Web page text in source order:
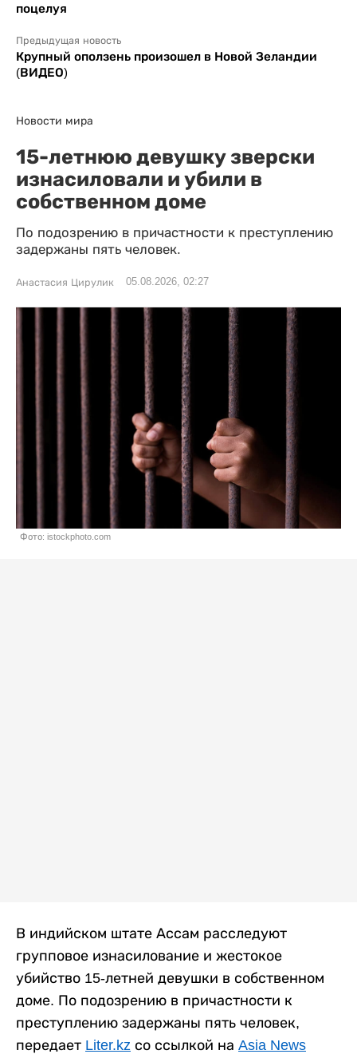
поцелуя
Предыдущая новость
Крупный оползень произошел в Новой Зеландии
(ВИДЕО)
Новости мира
15-летнюю девушку зверски
изнасиловали и убили в
собственном доме
По подозрению в причастности к преступлению
задержаны пять человек.
Анастасия Цирулик 05.08.2026, 02:27
Фото: istockphoto.com
В индийском штате Ассам расследуют
групповое изнасилование и жестокое
убийство 15-летней девушки в собственном
доме. По подозрению в причастности к
преступлению задержаны пять человек,
передает Liter.kz со ссылкой на Asia News